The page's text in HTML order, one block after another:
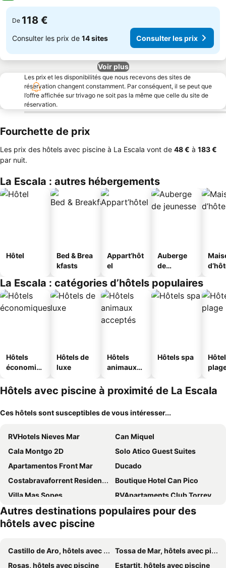
De 118 €
Consulter les prix de 14 sites Consulter les prix
Voir plus
Les prix et les disponibilités que nous recevons des sites de
réservation changent constamment. Par conséquent, il se peut que
l’offre affichée sur trivago ne soit pas la même que celle du site de
réservation.
Fourchette de prix
Les prix des hôtels avec piscine à La Escala vont de ‎48 € à ‎183 €
par nuit.
La Escala : autres hébergements
Hôtel
Bed & Brea
kfasts
Appart’hôt
el
Auberge
de
La Escala : catégories d’hôtels populaires
Hôtels
économiq
Hôtels de
luxe
Hôtels
animaux
Hôtels spa
Hôtels avec piscine à proximité de La Escala
Ces hôtels sont susceptibles de vous intéresser...
RVHotels Nieves Mar
Can Miquel
Cala Montgo 2D
Solo Atico Guest Suites
Apartamentos Front Mar
Ducado
Costabravaforrent Residencial Albons
Boutique Hotel Can Pico
Villa Mas Sopes
RVApartaments Club Torrevella
Hotel El Molí
Boutique Hotel Atelier
Mas Ramades
RVHotels Palau Lo Mirador
RVHotels GR92
Autres destinations populaires pour des
hôtels avec piscine
Castillo de Aro, hôtels avec piscine
Tossa de Mar, hôtels avec piscine
Rosas, hôtels avec piscine
Estartit, hôtels avec piscine